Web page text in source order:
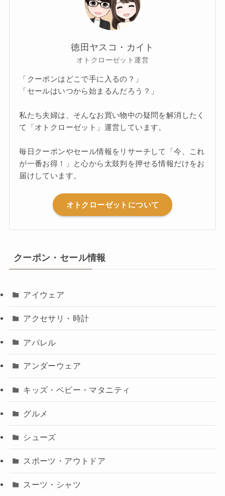
徳田ヤスコ・カイト
オトクローゼット運営
「クーポンはどこで手に入るの？」
「セールはいつから始まるんだろう？」
私たち夫婦は、そんなお買い物中の疑問を解消したく
て「オトクローゼット」運営しています。
毎日クーポンやセール情報をリサーチして「今、これ
が一番お得！」と心から太鼓判を押せる情報だけをお
届けしています。
オトクローゼットについて
クーポン・セール情報
アイウェア
アクセサリ・時計
アパレル
アンダーウェア
キッズ・ベビー・マタニティ
グルメ
シューズ
スポーツ・アウトドア
スーツ・シャツ